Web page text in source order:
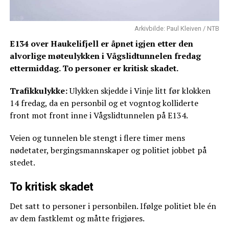
Arkivbilde: Paul Kleiven / NTB
E134 over Haukelifjell er åpnet igjen etter den
alvorlige møteulykken i Vågslidtunnelen fredag
ettermiddag. To personer er kritisk skadet.
Trafikkulykke:Ulykken skjedde i Vinje litt før klokken
14 fredag, da en personbil og et vogntog kolliderte
front mot front inne i Vågslidtunnelen på E134.
Veien og tunnelen ble stengt i flere timer mens
nødetater, bergingsmannskaper og politiet jobbet på
stedet.
To kritisk skadet
Det satt to personer i personbilen. Ifølge politiet ble én
av dem fastklemt og måtte frigjøres.